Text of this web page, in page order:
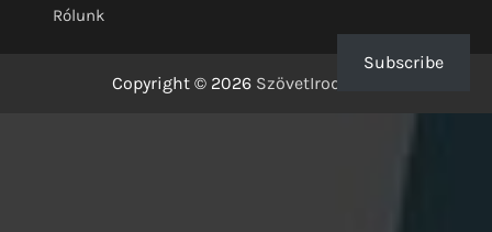
Rólunk
Copyright © 2026 SzövetIrodalom
Subscribe